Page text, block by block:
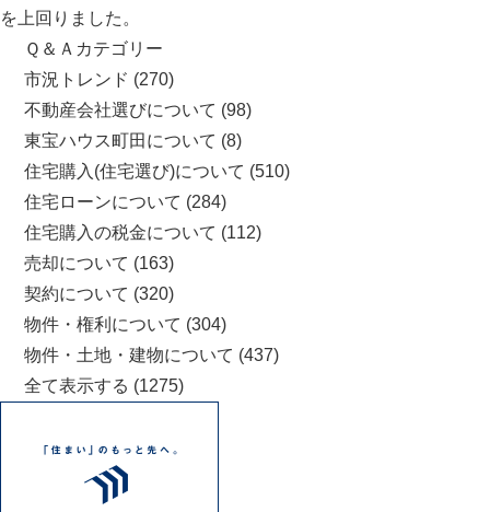
を上回りました。
Ｑ＆Ａカテゴリー
市況トレンド (270)
不動産会社選びについて (98)
東宝ハウス町田について (8)
住宅購入(住宅選び)について (510)
住宅ローンについて (284)
住宅購入の税金について (112)
売却について (163)
契約について (320)
物件・権利について (304)
物件・土地・建物について (437)
全て表示する (1275)